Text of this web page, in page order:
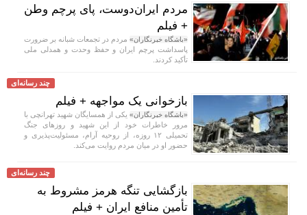
مردم ایران‌دوست، پای پرچم وطن
+ فیلم
«باشگاه خبرنگاران» مردم در تجمعات شبانه بر ضرورت
پاسداشت پرچم ایران و حفظ وحدت و همدلی ملی
تأکید کردند.
چند رسانه‌ای
بازخوانی یک مواجهه + فیلم
«باشگاه خبرنگاران» یکی از همسایگان شهید تهرانچی با
مرور خاطرات خود از این شهید و روز‌های جنگ
تحمیلی ۱۲ روزه، از روحیه آرام، مسئولیت‌پذیری و
حضور او در میان مردم روایت می‌کند.
چند رسانه‌ای
بازگشایی تنگه هرمز مشروط به
تأمین منافع ایران + فیلم